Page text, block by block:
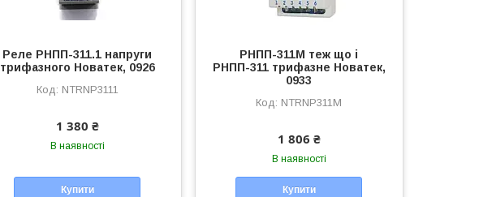
Реле РНПП-311.1 напруги
трифазного Новатек, 0926
NTRNP3111
1 380 ₴
В наявності
Купити
РНПП-311М теж що і
РНПП-311 трифазне Новатек,
0933
NTRNP311M
1 806 ₴
В наявності
Купити